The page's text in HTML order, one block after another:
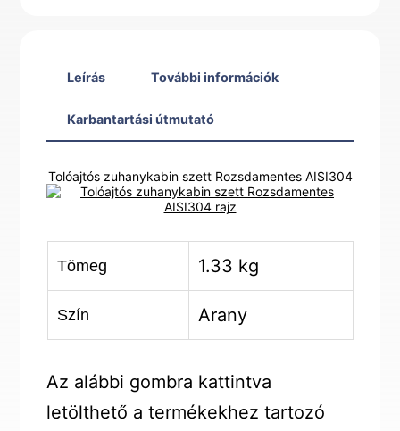
Leírás További információk
Karbantartási útmutató
Tolóajtós zuhanykabin szett Rozsdamentes AISI304
Tömeg 1.33 kg
Szín Arany
Az alábbi gombra kattintva
letölthető a termékekhez tartozó